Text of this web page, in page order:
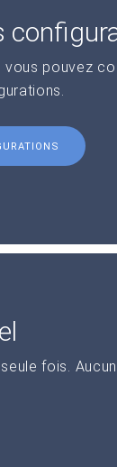
vous pouvez
fois.